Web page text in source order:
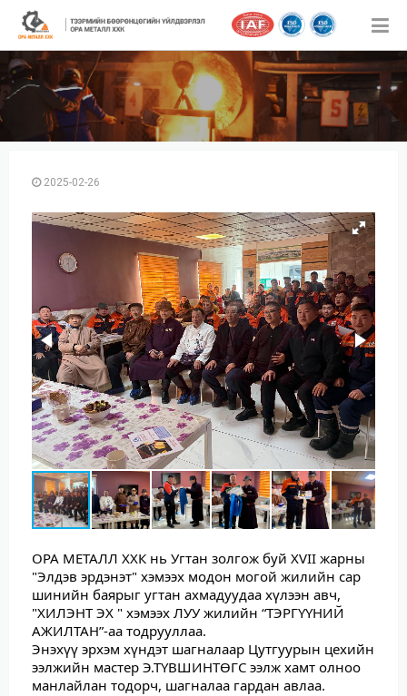
2025-02-26
ОРА МЕТАЛЛ ХХК нь Угтан золгож буй XVII жарны
"Элдэв эрдэнэт" хэмээх модон могой жилийн сар
шинийн баярыг угтан ахмадуудаа хүлээн авч,
"ХИЛЭНТ ЭХ " хэмээх ЛУУ жилийн “ТЭРГҮҮНИЙ
АЖИЛТАН”-аа тодрууллаа.
Энэхүү эрхэм хүндэт шагналаар Цутгуурын цехийн
ээлжийн мастер Э.ТҮВШИНТӨГС ээлж хамт олноо
манлайлан тодорч, шагналаа гардан авлаа.